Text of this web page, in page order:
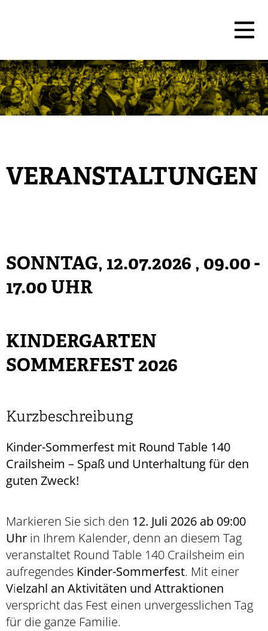
VERANSTALTUNGEN
SONNTAG, 12.07.2026 , 09.00 -
17.00 UHR
KINDERGARTEN
SOMMERFEST 2026
Kurzbeschreibung
Kinder-Sommerfest mit Round Table 140
Crailsheim – Spaß und Unterhaltung für den
guten Zweck!
Markieren Sie sich den 12. Juli 2026 ab 09:00
Uhr in Ihrem Kalender, denn an diesem Tag
veranstaltet Round Table 140 Crailsheim ein
aufregendes Kinder-Sommerfest. Mit einer
Vielzahl an Aktivitäten und Attraktionen
verspricht das Fest einen unvergesslichen Tag
für die ganze Familie.